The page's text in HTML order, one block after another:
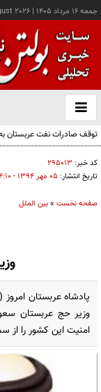
جمعه ۱۶ مرداد ۱۴۰۵ |
2026
باز
و
توقف صادرات نفت عربستان به
کد خبر: ۲۹۵۰۱۳
تاریخ انتشار: ۰۵ مهر ۱۳۹۴ - ۱۴:۱۰
صفحه نخست »بین الملل
پادشاه عربستان
وزیر حج عربستان
امنیت این کشور را از